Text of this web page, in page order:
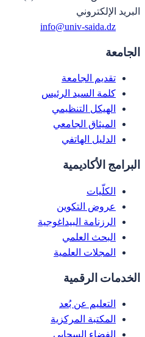
البريد الإلكتروني
info@univ-saida.dz
الجامعة
تقديم الجامعة
كلمة السيد الرئيس
الهيكل التنظيمي
الميثاق الجامعي
الدليل الهاتفي
البرامج الأكاديمية
الكلّيات
عروض التكوين
الرزنامة البيداغوجية
البحث العلمي
المجلات العلمية
الخدمات الرقمية
التعليم عن بُعد
المكتبة المركزية
الفضاء السحابي